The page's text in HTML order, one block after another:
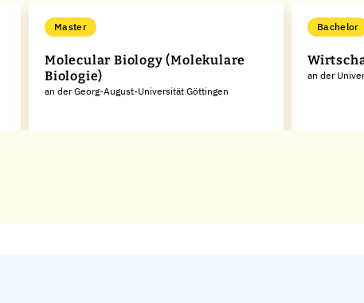
Master
Molecular Biology (Molekulare
Biologie)
an der Georg-August-Universität Göttingen
Bachelor
an der